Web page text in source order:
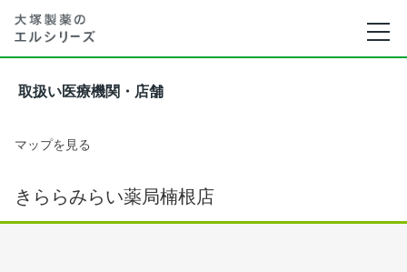
取扱い医療機関・店舗
マップを見る
きららみらい薬局楠根店